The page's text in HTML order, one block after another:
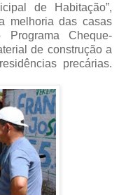
de Habitação”,
melhoria das casas
Cheque-
de construção a
precárias.